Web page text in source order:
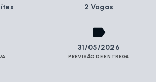
2 Vagas
31/05/2026
PREVISÃO DE ENTREGA